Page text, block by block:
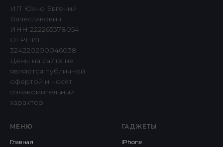
ИП Юхно Евгений
Вячеславович
ИНН 222265378054
ОГРНИП
324220200046038
Цены на сайте не
являются публичной
офертой и носят
ознакомительный
характер
МЕНЮ
Главная
ГАДЖЕТЫ
iPhone